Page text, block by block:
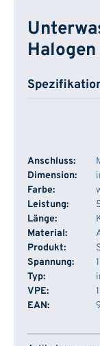
Halogen
Anschluss:
Dimension:
Farbe:
Leistung:
Länge:
Material:
Produkt:
Spannung:
Typ:
VPE:
EAN:
Artikelnummer